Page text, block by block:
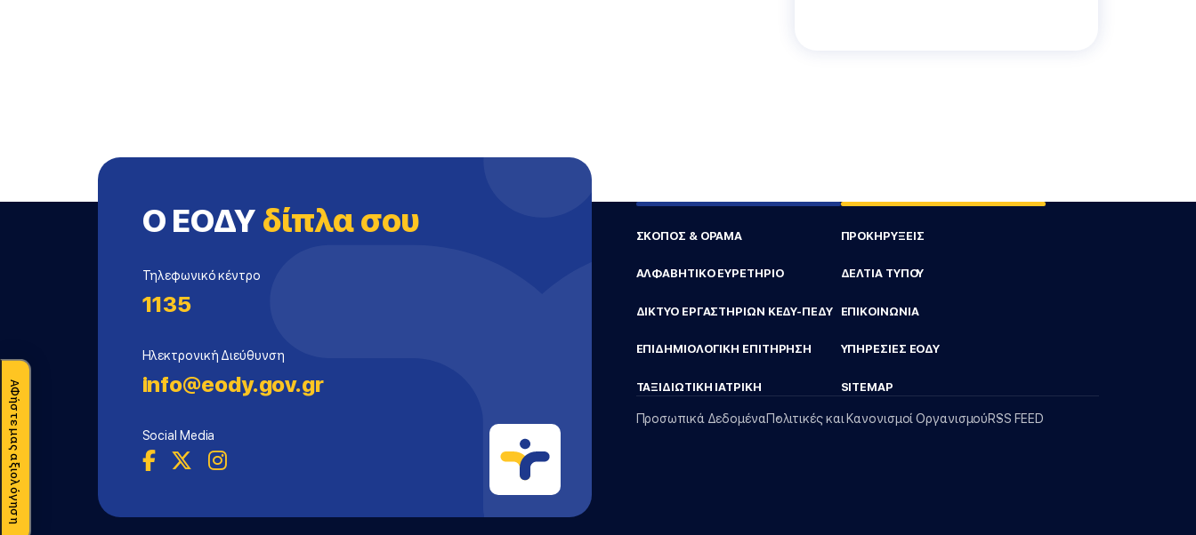
ΑΦήστε μας αξιολόγηση
Ο ΕΟΔΥ δίπλα σου
Τηλεφωνικό κέντρο
1135
Ηλεκτρονική Διεύθυνση
info@eody.gov.gr
Social Media
ΣΚΟΠΟΣ & ΟΡΑΜΑ
ΑΛΦΑΒΗΤΙΚΟ ΕΥΡΕΤΗΡΙΟ
ΔΙΚΤΥΟ ΕΡΓΑΣΤΗΡΙΩΝ ΚΕΔΥ-ΠΕΔΥ
ΕΠΙΔΗΜΙΟΛΟΓΙΚΗ ΕΠΙΤΗΡΗΣΗ
ΤΑΞΙΔΙΩΤΙΚΗ ΙΑΤΡΙΚΗ
ΠΡΟΚΗΡΥΞΕΙΣ
ΔΕΛΤΙΑ ΤΥΠΟΥ
ΕΠΙΚΟΙΝΩΝΙΑ
ΥΠΗΡΕΣΙΕΣ ΕΟΔΥ
SITEMAP
Προσωπικά ΔεδομέναΠολιτικές και Κανονισμοί ΟργανισμούRSS FEED